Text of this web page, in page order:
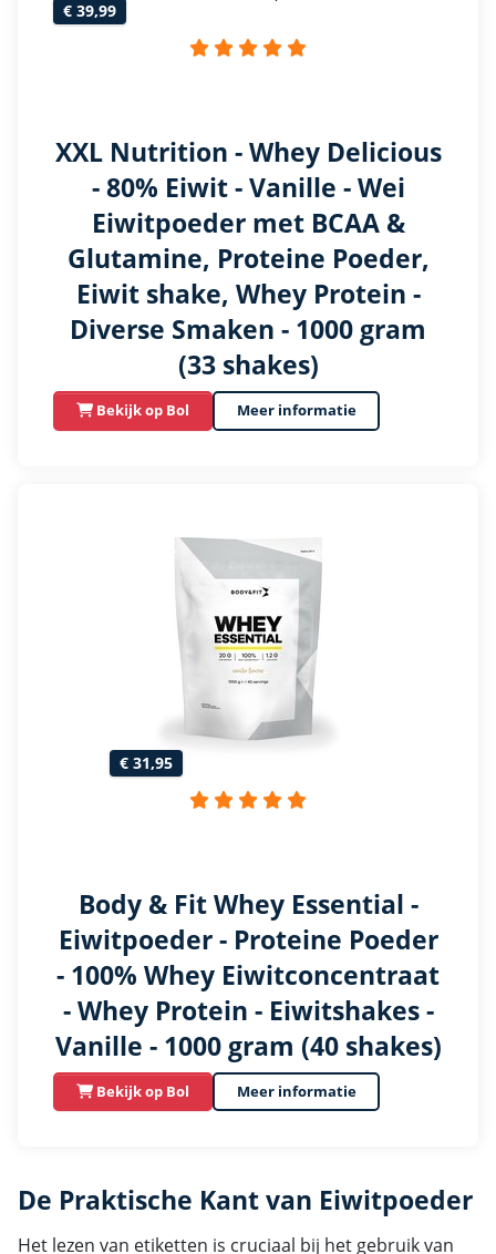
€ 39,99
XXL Nutrition - Whey Delicious
- 80% Eiwit - Vanille - Wei
Eiwitpoeder met BCAA &
Glutamine, Proteine Poeder,
Eiwit shake, Whey Protein -
Diverse Smaken - 1000 gram
(33 shakes)
Bekijk op Bol Meer informatie
€ 31,95
Body & Fit Whey Essential -
Eiwitpoeder - Proteine Poeder
- 100% Whey Eiwitconcentraat
- Whey Protein - Eiwitshakes -
Vanille - 1000 gram (40 shakes)
Bekijk op Bol Meer informatie
De Praktische Kant van Eiwitpoeder
Het lezen van etiketten is cruciaal bij het gebruik van